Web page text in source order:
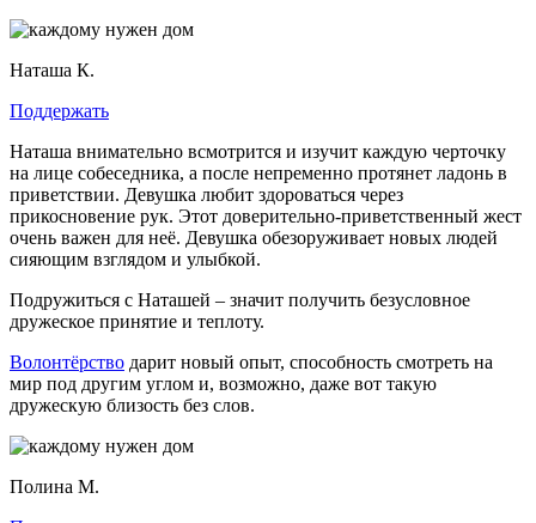
Наташа К.
Поддержать
Наташа внимательно всмотрится и изучит каждую черточку
на лице собеседника, а после непременно протянет ладонь в
приветствии. Девушка любит здороваться через
прикосновение рук. Этот доверительно-приветственный жест
очень важен для неё. Девушка обезоруживает новых людей
сияющим взглядом и улыбкой.
Подружиться с Наташей – значит получить безусловное
дружеское принятие и теплоту.
Волонтёрство дарит новый опыт, способность смотреть на
мир под другим углом и, возможно, даже вот такую
дружескую близость без слов.
Полина М.